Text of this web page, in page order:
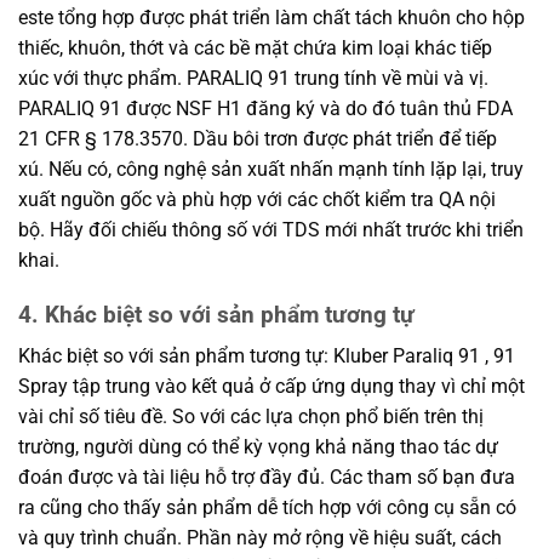
este tổng hợp được phát triển làm chất tách khuôn cho hộp
thiếc, khuôn, thớt và các bề mặt chứa kim loại khác tiếp
xúc với thực phẩm. PARALIQ 91 trung tính về mùi và vị.
PARALIQ 91 được NSF H1 đăng ký và do đó tuân thủ FDA
21 CFR § 178.3570. Dầu bôi trơn được phát triển để tiếp
xú. Nếu có, công nghệ sản xuất nhấn mạnh tính lặp lại, truy
xuất nguồn gốc và phù hợp với các chốt kiểm tra QA nội
bộ. Hãy đối chiếu thông số với TDS mới nhất trước khi triển
khai.
4. Khác biệt so với sản phẩm tương tự
Khác biệt so với sản phẩm tương tự: Kluber Paraliq 91 , 91
Spray tập trung vào kết quả ở cấp ứng dụng thay vì chỉ một
vài chỉ số tiêu đề. So với các lựa chọn phổ biến trên thị
trường, người dùng có thể kỳ vọng khả năng thao tác dự
đoán được và tài liệu hỗ trợ đầy đủ. Các tham số bạn đưa
ra cũng cho thấy sản phẩm dễ tích hợp với công cụ sẵn có
và quy trình chuẩn. Phần này mở rộng về hiệu suất, cách